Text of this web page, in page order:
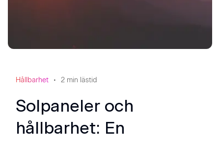
Hållbarhet 2 min lästid
Solpaneler och
hållbarhet: En